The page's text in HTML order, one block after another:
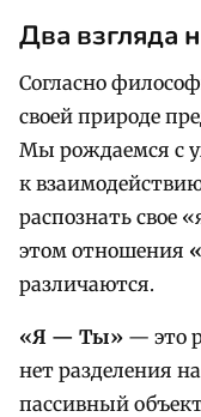
Два взгляда
Согласно
своей природе
Мы рождаемся с
к
распознать свое
этом отношения
различаются.
«Я — Ты» — это
нет разделения
пассивный